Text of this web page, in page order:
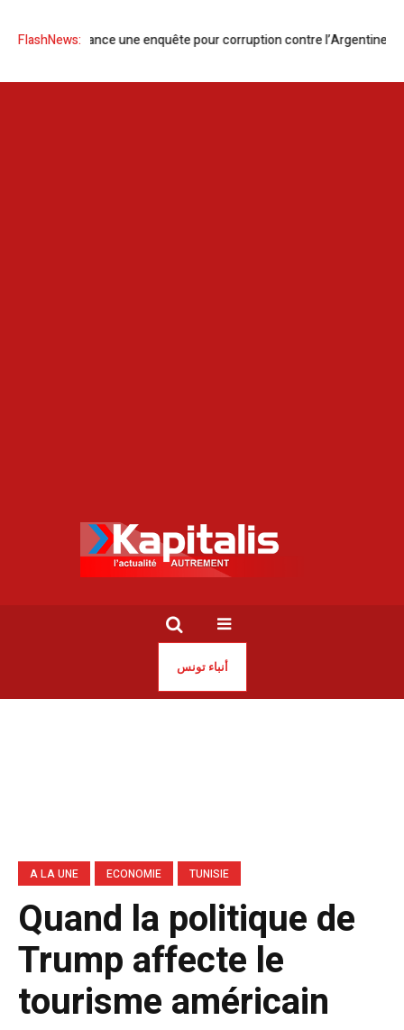
FlashNews:
FBI lance une enquête pour corruption contre l’Argentine Vers la
أنباء تونس
A LA UNE ECONOMIE TUNISIE
Quand la politique de
Trump affecte le
tourisme américain